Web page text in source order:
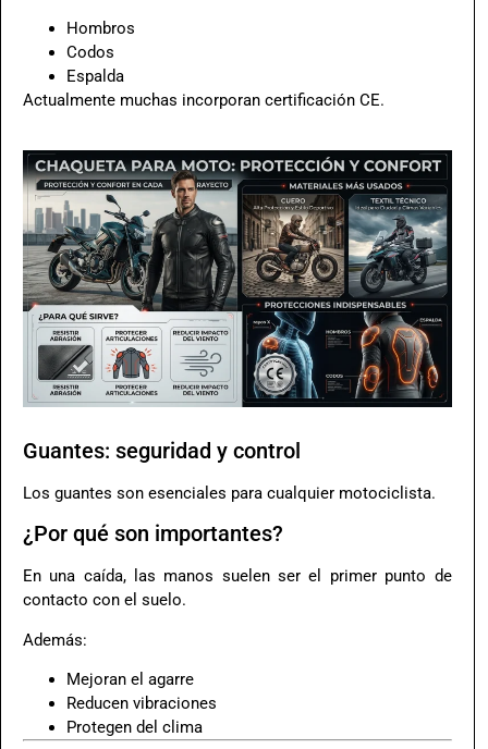
Hombros
Codos
Espalda
Actualmente muchas incorporan certificación CE.
Guantes: seguridad y control
Los guantes son esenciales para cualquier motociclista.
¿Por qué son importantes?
En una caída, las manos suelen ser el primer punto de
contacto con el suelo.
Además:
Mejoran el agarre
Reducen vibraciones
Protegen del clima